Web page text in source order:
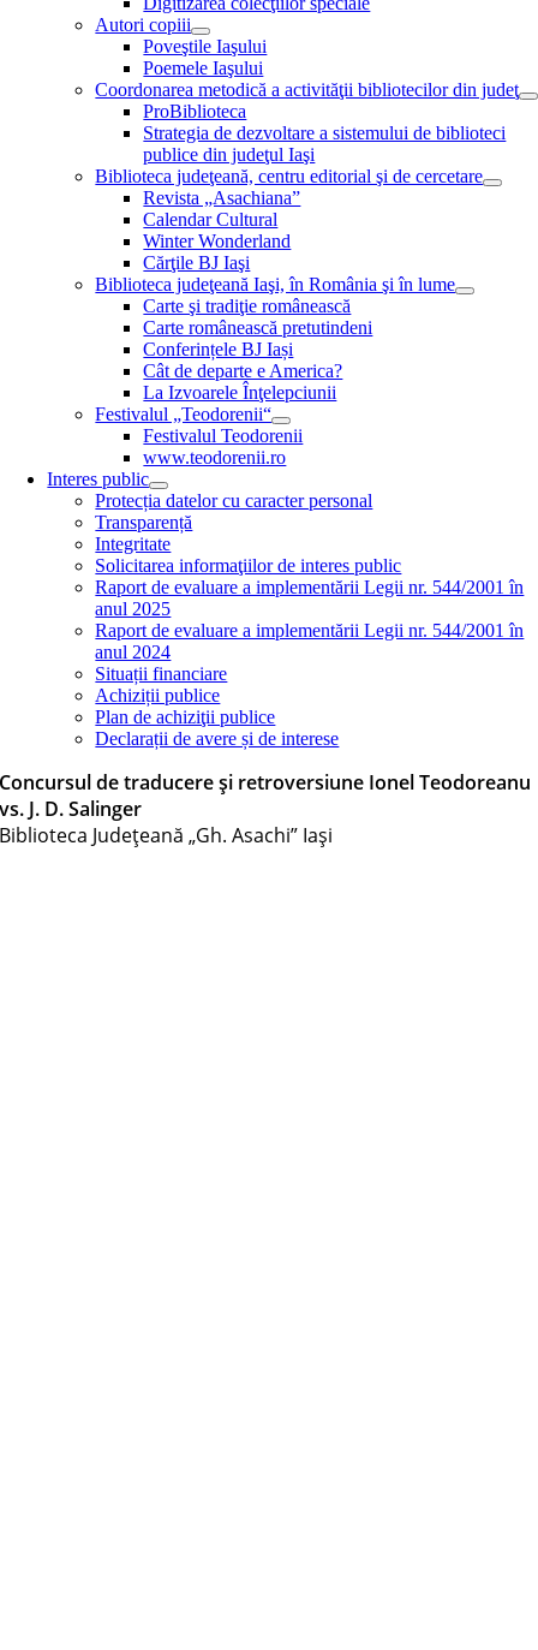
Autori copiii
Poveştile Iaşului
Poemele Iaşului
Coordonarea metodică a activităţii bibliotecilor din judeţ
ProBiblioteca
Strategia de dezvoltare a sistemului de biblioteci
publice din judeţul Iaşi
Biblioteca judeţeană, centru editorial şi de cercetare
Revista „Asachiana”
Calendar Cultural
Winter Wonderland
Cărţile BJ Iaşi
Biblioteca judeţeană Iaşi, în România şi în lume
Carte şi tradiţie românească
Carte românească pretutindeni
Conferințele BJ Iași
Cât de departe e America?
La Izvoarele Înţelepciunii
Festivalul „Teodorenii“
Festivalul Teodorenii
www.teodorenii.ro
Interes public
Protecția datelor cu caracter personal
Transparență
Integritate
Solicitarea informaţiilor de interes public
Raport de evaluare a implementării Legii nr. 544/2001 în
anul 2025
Raport de evaluare a implementării Legii nr. 544/2001 în
anul 2024
Situații financiare
Achiziții publice
Plan de achiziţii publice
Declarații de avere și de interese
Concursul de traducere și retroversiune Ionel Teodoreanu
vs. J. D. Salinger
Biblioteca Judeţeană „Gh. Asachi” Iaşi